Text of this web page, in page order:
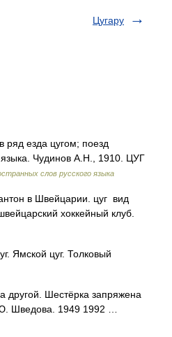
Цугару
езда цугом; поезд
языка. Чудинов А.Н., 1910. ЦУГ
слов русского языка
в Швейцарии. цуг вид
хоккейный клуб.
Ямской цуг. Толковый
Шестёрка запряжена
Шведова. 1949 1992 …